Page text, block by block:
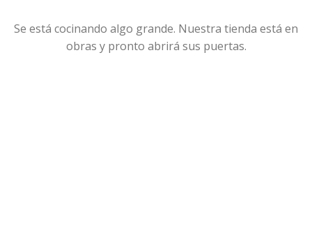
Se está cocinando algo grande. Nuestra tienda está en
obras y pronto abrirá sus puertas.